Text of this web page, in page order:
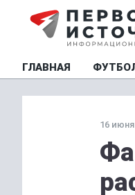
ГЛАВНАЯ
16 июня